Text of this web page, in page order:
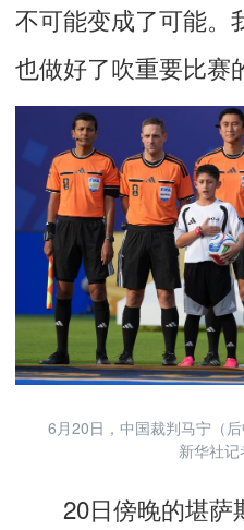
不可能变成了可能。
也做好了吹重要比赛
6月20日，中国裁判马宁（后
新华社
20日傍晚的堪萨